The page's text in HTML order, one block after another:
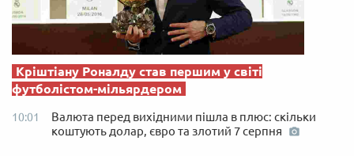
Кріштіану Роналду став першим у світі
футболістом-мільярдером
10:01
Валюта перед вихідними пішла в плюс: скільки
коштують долар, євро та злотий 7 серпня